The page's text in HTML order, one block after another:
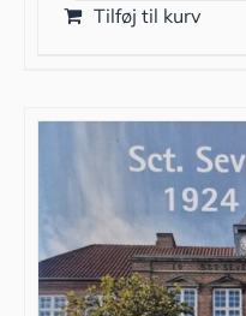
Tilføj til kurv